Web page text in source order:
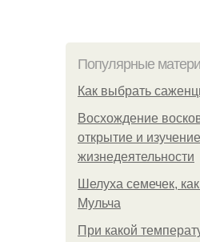
Популярные
Как выбрать
Восхождение
открытие и
жизнедеятельности
Шелуха семечек,
Мульча
При какой